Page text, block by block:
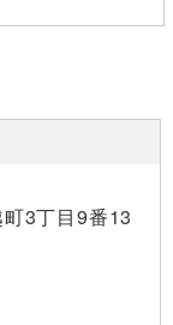
3丁目9番13